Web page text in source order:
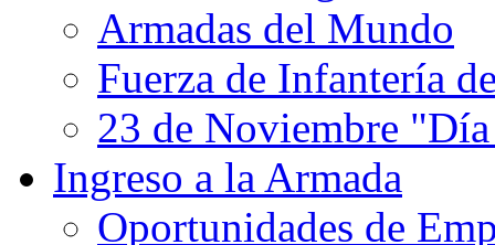
Armadas del Mundo
Fuerza de Infantería
23 de Noviembre
Ingreso a la Armada
Oportunidades de